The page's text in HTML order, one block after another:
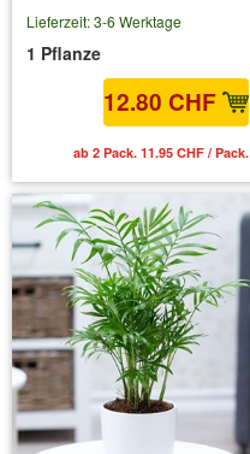
Lieferzeit: 3-6 Werktage
1 Pflanze
12.80 CHF
ab 2 Pack. 11.95 CHF / Pack.